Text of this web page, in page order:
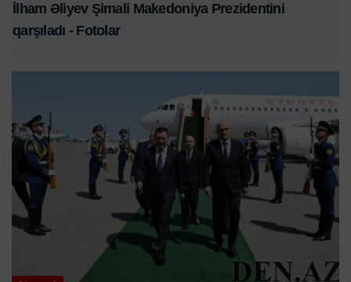
İlham Əliyev Şimali Makedoniya Prezidentini
qarşıladı - Fotolar